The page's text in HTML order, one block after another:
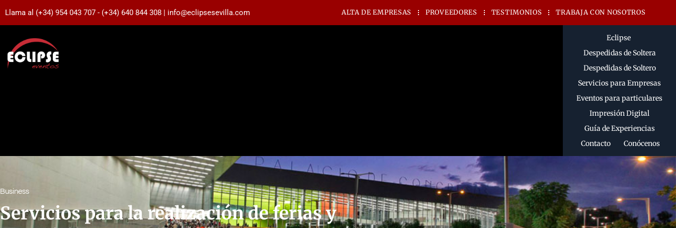
Llama al (+34) 954 043 707 - (+34) 640 844 308 | info@eclipsesevilla.com ALTA DE EMPRESAS PROVEEDORES TESTIMONIOS TRABAJA CON NOSOTROS
Eclipse
Despedidas de Soltera
Despedidas de Soltero
Servicios para Empresas
Eventos para particulares
Impresión Digital
Guía de Experiencias
Contacto
Conócenos
Business
Servicios para la realización de ferias y